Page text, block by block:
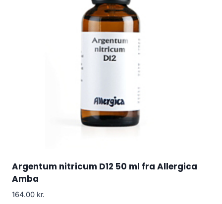
Argentum nitricum D12 50 ml fra Allergica
Amba
164.00 kr.